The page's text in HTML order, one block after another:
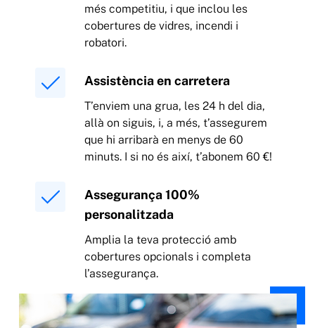
més competitiu, i que inclou les
cobertures de vidres, incendi i
robatori.
Assistència en carretera
T’enviem una grua, les 24 h del dia,
allà on siguis, i, a més, t’assegurem
que hi arribarà en menys de 60
minuts. I si no és així, t’abonem 60 €!
Assegurança 100%
personalitzada
Amplia la teva protecció amb
cobertures opcionals i completa
l’assegurança.